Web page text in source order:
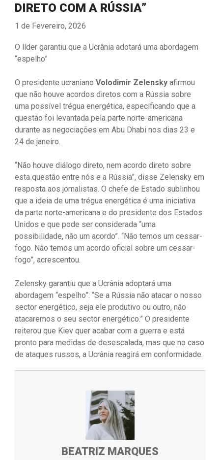
DIRETO COM A RÚSSIA”
1 de Fevereiro, 2026
O líder garantiu que a Ucrânia adotará uma abordagem
“espelho”
O presidente ucraniano Volodimir Zelensky afirmou
que não houve acordos diretos com a Rússia sobre
uma possível trégua energética, especificando que a
questão foi levantada pela parte norte-americana
durante as negociações em Abu Dhabi nos dias 23 e
24 de janeiro.
“Não houve diálogo direto, nem acordo direto sobre
esta questão entre nós e a Rússia”, disse Zelensky em
resposta aos jornalistas. O chefe de Estado sublinhou
que a ideia de uma trégua energética é uma iniciativa
da parte norte-americana e do presidente dos Estados
Unidos e que pode ser considerada “uma
possibilidade, não um acordo”. “Não temos um cessar-
fogo. Não temos um acordo oficial sobre um cessar-
fogo”, acrescentou.
Zelensky garantiu que a Ucrânia adoptará uma
abordagem “espelho”: “Se a Rússia não atacar o nosso
sector energético, seja ele produtivo ou outro, não
atacaremos o seu sector energético.” O presidente
reiterou que Kiev quer acabar com a guerra e está
pronto para medidas de desescalada, mas que no caso
de ataques russos, a Ucrânia reagirá em conformidade.
BEATRIZ MARQUES